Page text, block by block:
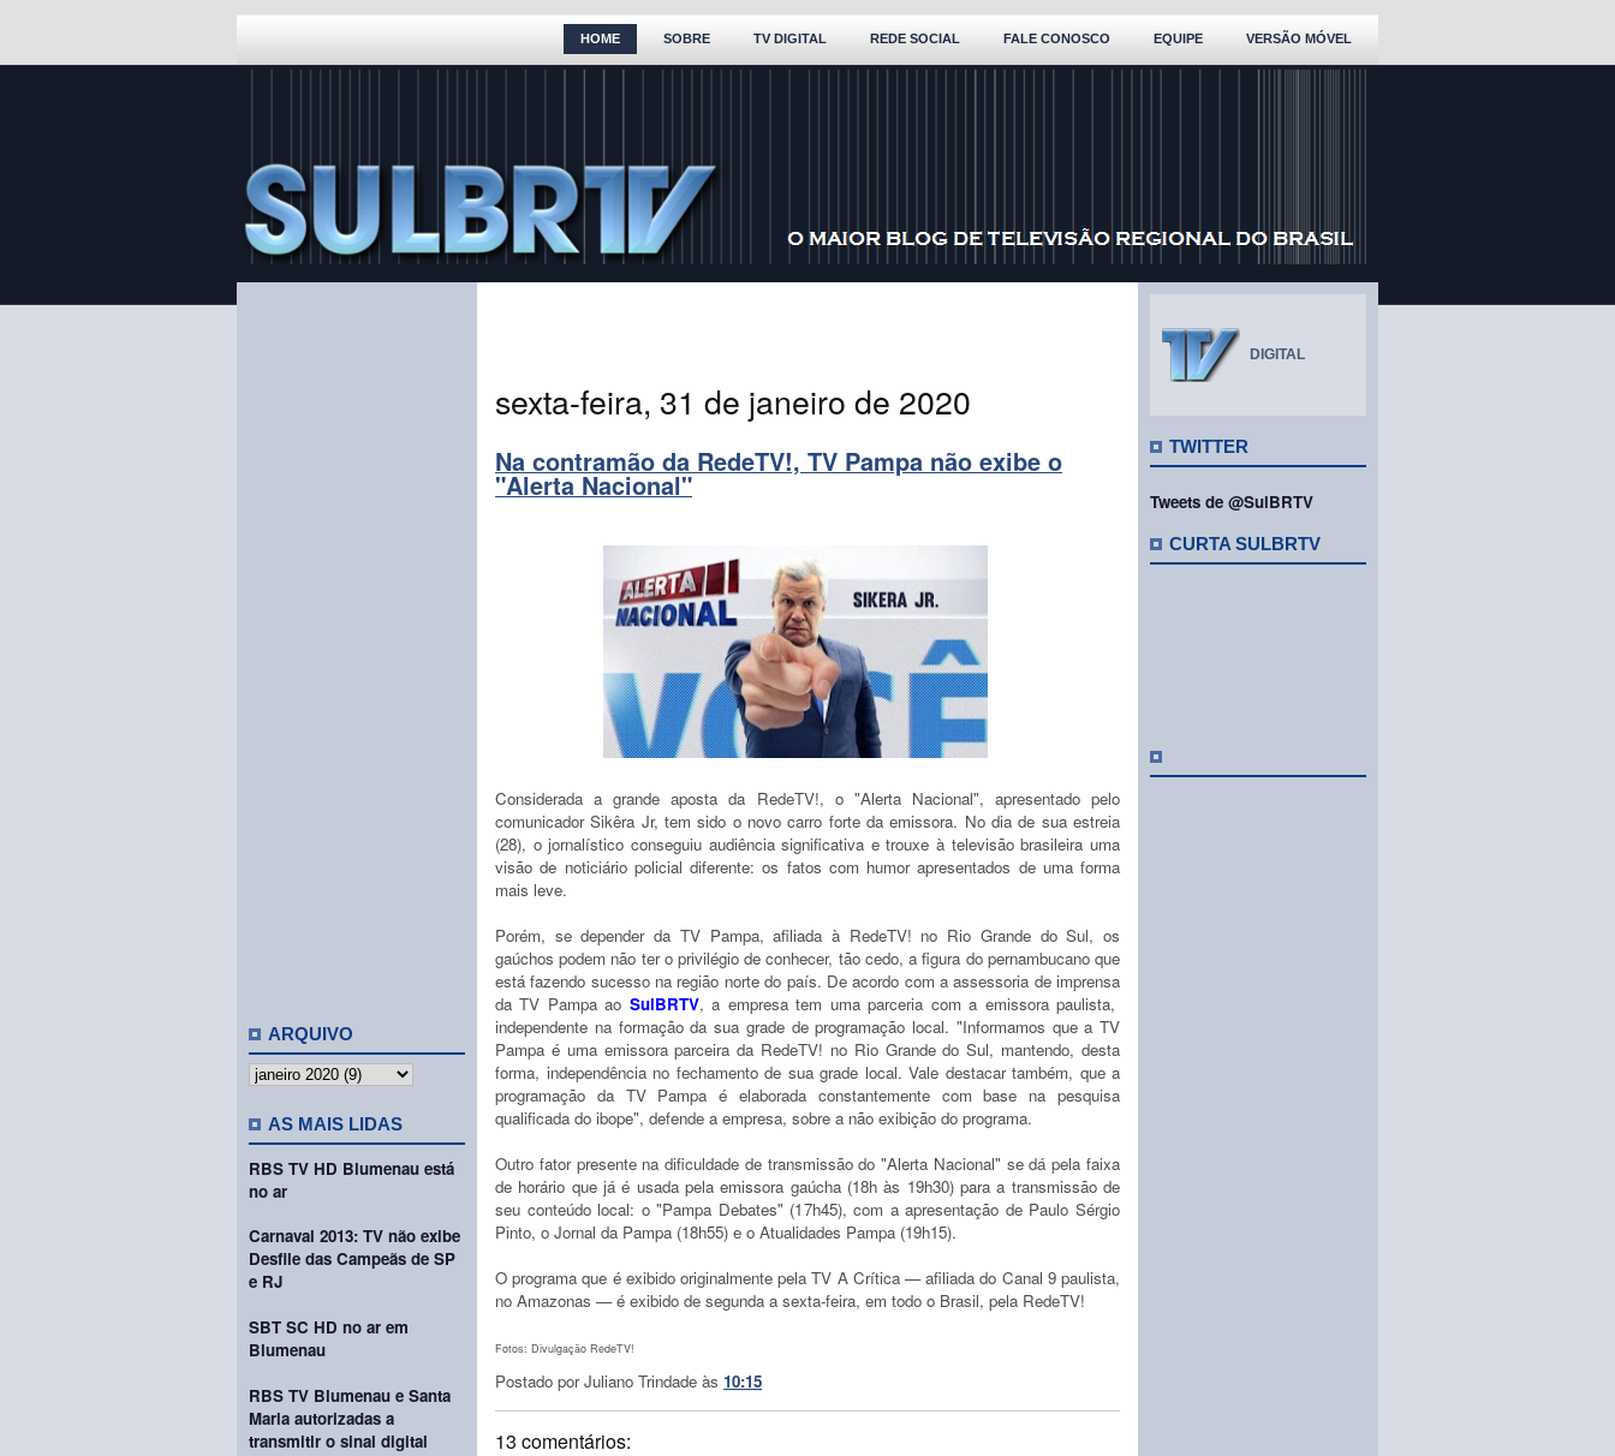
HOME SOBRE TV DIGITAL REDE SOCIAL FALE CONOSCO EQUIPE VERSÃO MÓVEL
ARQUIVO
AS MAIS LIDAS
RBS TV HD Blumenau está
no ar
Carnaval 2013: TV não exibe
Desfile das Campeãs de SP
e RJ
SBT SC HD no ar em
Blumenau
RBS TV Blumenau e Santa
Maria autorizadas a
transmitir o sinal digital
sexta-feira, 31 de janeiro de 2020
Na contramão da RedeTV!, TV Pampa não exibe o
"Alerta Nacional"
Considerada a grande aposta da RedeTV!, o "Alerta Nacional", apresentado pelo
comunicador Sikêra Jr, tem sido o novo carro forte da emissora. No dia de sua estreia
(28), o jornalístico conseguiu audiência significativa e trouxe à televisão brasileira uma
visão de noticiário policial diferente: os fatos com humor apresentados de uma forma
mais leve.
Porém, se depender da TV Pampa, afiliada à RedeTV! no Rio Grande do Sul, os
gaúchos podem não ter o privilégio de conhecer, tão cedo, a figura do pernambucano que
está fazendo sucesso na região norte do país. De acordo com a assessoria de imprensa
da TV Pampa ao SulBRTV, a empresa tem uma parceria com a emissora paulista,
independente na formação da sua grade de programação local. "Informamos que a TV
Pampa é uma emissora parceira da RedeTV! no Rio Grande do Sul, mantendo, desta
forma, independência no fechamento de sua grade local. Vale destacar também, que a
programação da TV Pampa é elaborada constantemente com base na pesquisa
qualificada do ibope", defende a empresa, sobre a não exibição do programa.
Outro fator presente na dificuldade de transmissão do "Alerta Nacional" se dá pela faixa
de horário que já é usada pela emissora gaúcha (18h às 19h30) para a transmissão de
seu conteúdo local: o "Pampa Debates" (17h45), com a apresentação de Paulo Sérgio
Pinto, o Jornal da Pampa (18h55) e o Atualidades Pampa (19h15).
O programa que é exibido originalmente pela TV A Crítica — afiliada do Canal 9 paulista,
no Amazonas — é exibido de segunda a sexta-feira, em todo o Brasil, pela RedeTV!
Fotos: Divulgação RedeTV!
Postado porJuliano Trindade às 10:15
13 comentários:
DIGITAL
TWITTER
Tweets de @SulBRTV
CURTA SULBRTV